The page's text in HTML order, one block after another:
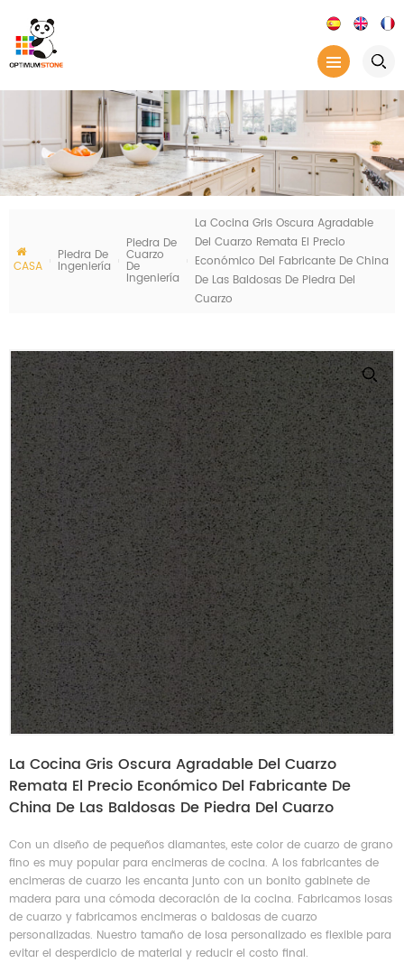
CASA
Piedra De
Ingeniería
Piedra De
Cuarzo
De
Ingeniería
La Cocina Gris Oscura Agradable
Del Cuarzo Remata El Precio
Económico Del Fabricante De China
De Las Baldosas De Piedra Del
Cuarzo
La Cocina Gris Oscura Agradable Del Cuarzo
Remata El Precio Económico Del Fabricante De
China De Las Baldosas De Piedra Del Cuarzo
Con un diseño de pequeños diamantes, este color de cuarzo de grano
fino es muy popular para encimeras de cocina. A los fabricantes de
encimeras de cuarzo les encanta junto con un bonito gabinete de
madera para una cómoda decoración de la cocina. Fabricamos losas
de cuarzo y fabricamos encimeras o baldosas de cuarzo
personalizadas. Nuestro tamaño de losa personalizado es flexible para
evitar el desperdicio de material y reducir el costo final.